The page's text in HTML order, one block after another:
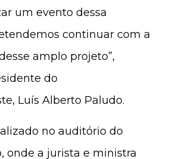
um evento dessa
continuar com a
amplo projeto”,
do
Luís Alberto Paludo.
no auditório do
onde a jurista e ministra